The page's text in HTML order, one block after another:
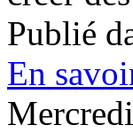
Publié
En